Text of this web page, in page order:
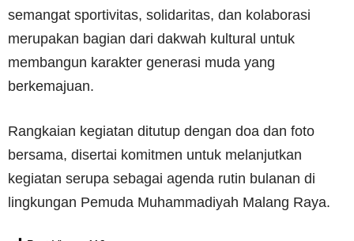
semangat sportivitas, solidaritas, dan kolaborasi
merupakan bagian dari dakwah kultural untuk
membangun karakter generasi muda yang
berkemajuan.
Rangkaian kegiatan ditutup dengan doa dan foto
bersama, disertai komitmen untuk melanjutkan
kegiatan serupa sebagai agenda rutin bulanan di
lingkungan Pemuda Muhammadiyah Malang Raya.